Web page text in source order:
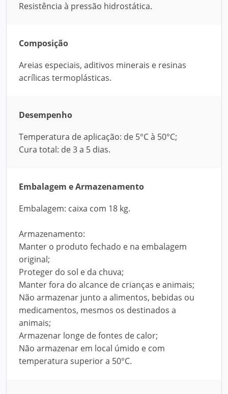
Resistência à pressão hidrostática.
Composição
Areias especiais, aditivos minerais e resinas
acrílicas termoplásticas.
Desempenho
Temperatura de aplicação: de 5°C à 50°C;
Cura total: de 3 a 5 dias.
Embalagem e Armazenamento
Embalagem: caixa com 18 kg.
Armazenamento:
Manter o produto fechado e na embalagem
original;
Proteger do sol e da chuva;
Manter fora do alcance de crianças e animais;
Não armazenar junto a alimentos, bebidas ou
medicamentos, mesmos os destinados a
animais;
Armazenar longe de fontes de calor;
Não armazenar em local úmido e com
temperatura superior a 50°C.